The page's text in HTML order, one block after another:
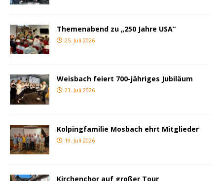
Themenabend zu „250 Jahre USA“
25. Juli 2026
Weisbach feiert 700-jähriges Jubiläum
23. Juli 2026
Kolpingfamilie Mosbach ehrt Mitglieder
19. Juli 2026
Kirchenchor auf großer Tour